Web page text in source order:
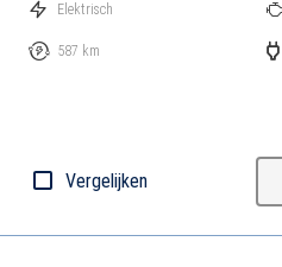
Elektrisch
587 km
Vergelijken